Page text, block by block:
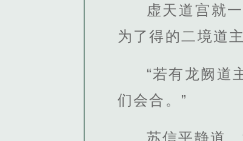
虚天道宫就
为了得的二境道
“若有龙阙道
们会合。”